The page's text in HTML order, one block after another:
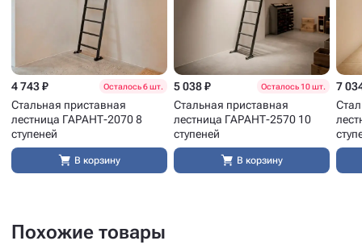
4 743 ₽ Осталось 6 шт.
Стальная приставная
лестница ГАРАНТ-2070 8
ступеней
В корзину
5 038 ₽ Осталось 10 шт.
Стальная приставная
лестница ГАРАНТ-2570 10
ступеней
В корзину
7
Похожие товары